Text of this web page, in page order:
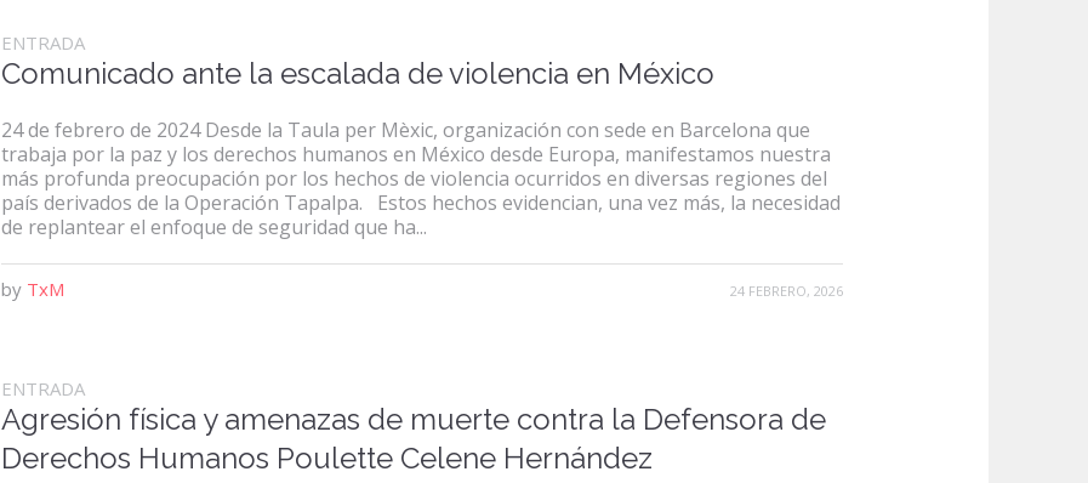
ENTRADA
Comunicado ante la escalada de violencia en México
24 de febrero de 2024 Desde la Taula per Mèxic, organización con sede en Barcelona que
trabaja por la paz y los derechos humanos en México desde Europa, manifestamos nuestra
más profunda preocupación por los hechos de violencia ocurridos en diversas regiones del
país derivados de la Operación Tapalpa. Estos hechos evidencian, una vez más, la necesidad
de replantear el enfoque de seguridad que ha...
24 FEBRERO, 2026
by TxM
ENTRADA
Agresión física y amenazas de muerte contra la Defensora de
Derechos Humanos Poulette Celene Hernández